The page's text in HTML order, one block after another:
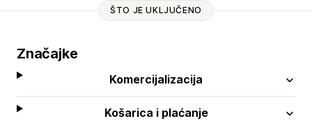
ŠTO JE UKLJUČENO
Značajke
Komercijalizacija
Košarica i plaćanje